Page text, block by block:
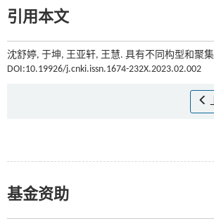
引用本文
沈舒婷, 于坤, 王亚轩, 王慧. 具有不同构型和聚
DOI:10.19926/j.cnki.issn.1674-232X.2023.02.002
基金资助